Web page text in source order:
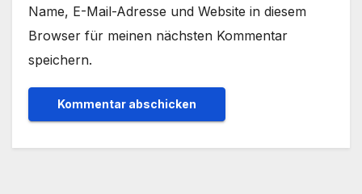
Name, E-Mail-Adresse und Website in diesem
Browser für meinen nächsten Kommentar
speichern.